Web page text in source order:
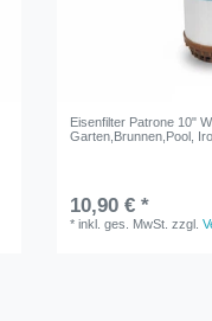
Eisenfilter Patrone 10"
Garten,Brunnen,Pool,
10,90 € *
*inkl. ges. MwSt. zzgl.